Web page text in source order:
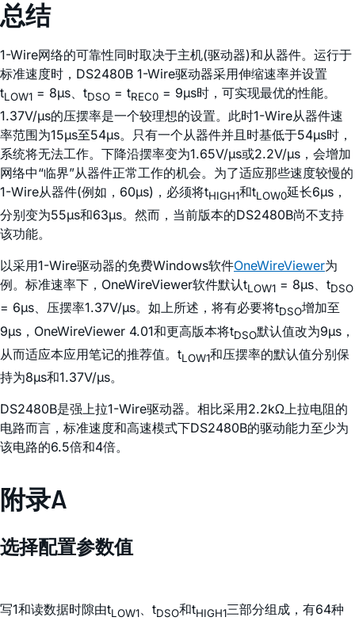
总结
1-Wire网络的可靠性同时取决于主机(驱动器)和从器件。运行于
标准速度时，DS2480B 1-Wire驱动器采用伸缩速率并设置
tLOW1 = 8µs、tDSO = tREC0 = 9µs时，可实现最优的性能。
1.37V/µs的压摆率是一个较理想的设置。此时1-Wire从器件速
率范围为15µs至54µs。只有一个从器件并且时基低于54µs时，
系统将无法工作。下降沿摆率变为1.65V/µs或2.2V/µs，会增加
网络中“临界”从器件正常工作的机会。为了适应那些速度较慢的
1-Wire从器件(例如，60µs)，必须将tHIGH1和tLOW0延长6µs，
分别变为55µs和63µs。然而，当前版本的DS2480B尚不支持
该功能。
以采用1-Wire驱动器的免费Windows软件OneWireViewer为
例。标准速率下，OneWireViewer软件默认tLOW1 = 8µs、tDSO
= 6µs、压摆率1.37V/µs。如上所述，将有必要将tDSO增加至
9µs，OneWireViewer 4.01和更高版本将tDSO默认值改为9µs，
从而适应本应用笔记的推荐值。tLOW1和压摆率的默认值分别保
持为8µs和1.37V/µs。
DS2480B是强上拉1-Wire驱动器。相比采用2.2kΩ上拉电阻的
电路而言，标准速度和高速模式下DS2480B的驱动能力至少为
该电路的6.5倍和4倍。
附录A
选择配置参数值
写1和读数据时隙由tLOW1 、tDSO和tHIGH1三部分组成，有64种